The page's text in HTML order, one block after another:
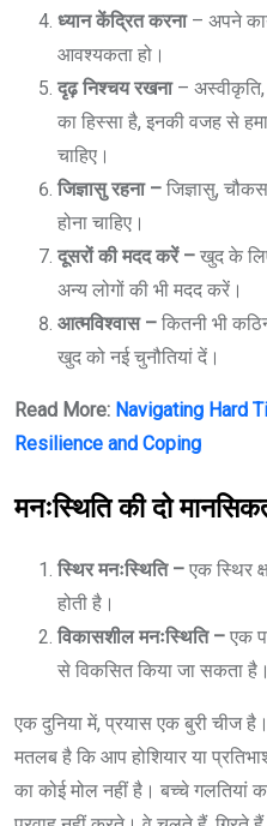
ध्यान केंद्रित करना – अपने
आवश्यकता हो।
दृढ़ निश्चय रखना –
का हिस्सा है, इनकी वजह से
चाहिए।
जिज्ञासु रहना – जिज्ञासु,
होना चाहिए।
दूसरों की मदद करें – खुद के
अन्य लोगों की भी मदद करें।
आत्मविश्वास – कितनी भी
खुद को नई चुनौतियां दें।
Read More: Navigating Hard
Resilience and Coping
मनःस्थिति की दो
स्थिर मनःस्थिति – एक स्थिर
होती है।
विकासशील मनःस्थिति – एक
से विकसित किया जा सकता है।
एक दुनिया में, प्रयास एक बुरी चीज
मतलब है कि आप होशियार या
का कोई मोल नहीं है। बच्चे गलतियां